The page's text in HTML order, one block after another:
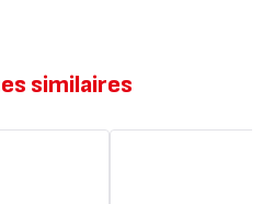
similaires